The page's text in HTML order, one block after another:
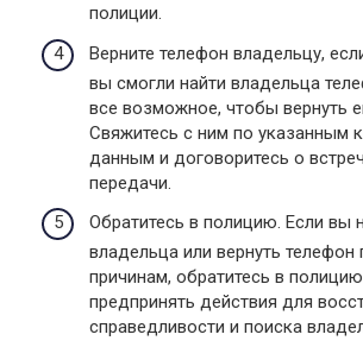
полиции.
Верните телефон владельцу,
вы смогли найти владельца
все возможное, чтобы вернуть
Свяжитесь с ним по указанным
данным и договоритесь о
передачи.
Обратитесь в полицию. Если вы
владельца или вернуть телефон
причинам, обратитесь в
предпринять действия для
справедливости и поиска